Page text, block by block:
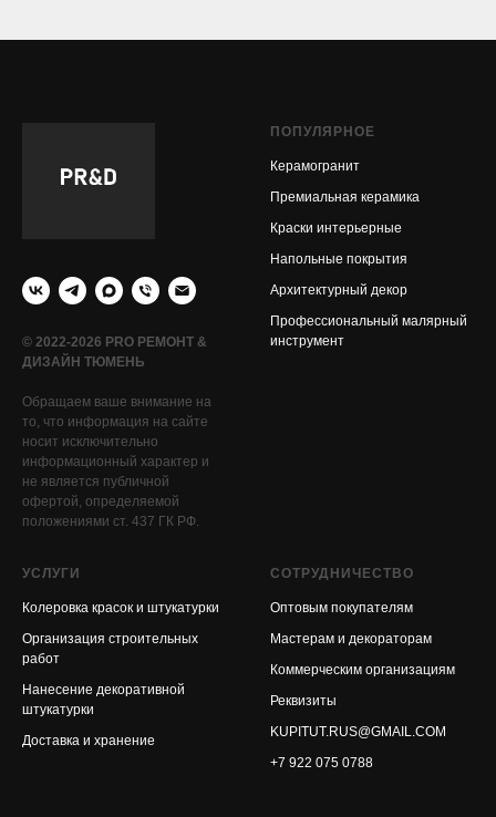
© 2022-2026 PRO РЕМОНТ &
ДИЗАЙН ТЮМЕНЬ
Обращаем ваше внимание на
то, что информация на сайте
носит исключительно
информационный характер и
не является публичной
офертой, определяемой
положениями ст. 437 ГК РФ.
ПОПУЛЯРНОЕ
Керамогранит
Премиальная керамика
Краски интерьерные
Напольные покрытия
Архитектурный декор
Профессиональный малярный
инструмент
УСЛУГИ
Колеровка красок и штукатурки
Организация строительных
работ
Нанесение декоративной
штукатурки
Доставка и хранение
СОТРУДНИЧЕСТВО
Оптовым покупателям
Мастерам и декораторам
Коммерческим организациям
Реквизиты
KUPITUT.RUS@GMAIL.COM
+7 922 075 0788